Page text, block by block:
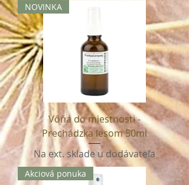
NOVINKA
Vôňa do miestnosti -
Prechádzka lesom 50ml
Na ext. sklade u dodávateľa
Akciová ponuka